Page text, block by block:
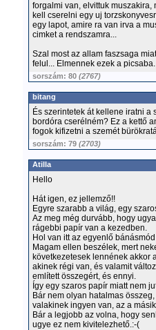
forgalmi van, elvittuk
kell cserelni egy uj
egy lapot, amire ra van irva a
cimket a rendszamra...
Szal most az allam faszsaga
felul... Elmennek ezek a
sorszám: 80 (2767)
bitang
És szerintetek át kellene iratni a
bordóra cserélném? Ez a kettő
fogok kifizetni a szemét
sorszám: 79 (2703)
Atilla
Hello
Hát igen, ez jellemző!!
Egyre szarabb a világ, egy
Az meg még durvább, hogy
rágebbi papír van a kezedben.
Hol van itt az egyenlő
Magam ellen beszélek, mert
következetesek lennének akkor
akinek régi van, és valamit
említett összegért, és ennyi.
Így egy szaros papír miatt nem
Bár nem olyan hatalmas
valakinek ingyen van, az a
Bár a legjobb az volna, hogy
ugye ez nem kivitelezhető.:-(